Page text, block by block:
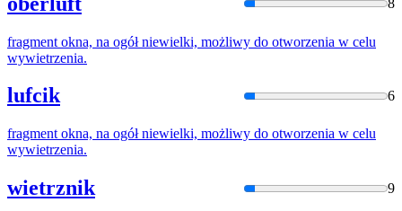
8
fragment okna, na ogół niewielki, możliwy do otworzenia w celu
wywietrzenia.
lufcik 6
fragment okna, na ogół niewielki, możliwy do otworzenia w celu
wywietrzenia.
wietrznik 9